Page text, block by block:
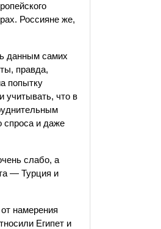
Россияне же,
данным самих
правда,
попытку
учитывать, что в
спроса и даже
слабо, а
— Турция и
намерения
Египет и